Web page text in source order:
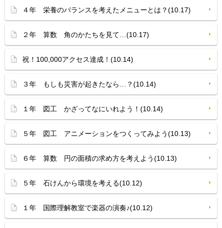
４年 栄養のバランスを考えたメニューとは？(10.17)
２年 算数 角のかたちを見て…(10.17)
祝！100,000アクセス達成！(10.14)
３年 もしも災害が起きたなら…？(10.14)
１年 図工 かざってなにいれよう！(10.14)
５年 図工 アニメーションをつくってみよう(10.13)
６年 算数 円の面積の求め方を考えよう(10.13)
５年 石けんから環境を考える(10.12)
１年 国際理解教室で楽器の演奏♪(10.12)